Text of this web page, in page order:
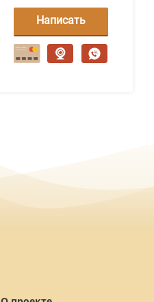
Написать
сообщение